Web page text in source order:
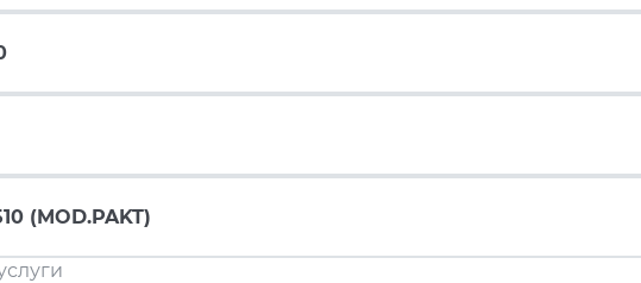
(MOD.PAKT)